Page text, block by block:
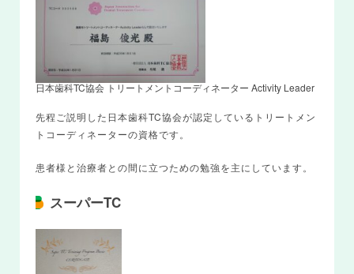
日本歯科TC協会 トリートメントコーディネーター Activity Leader
先程ご説明した日本歯科TC協会が認定しているトリートメン
トコーディネーターの資格です。
患者様と治療者との間に立つための勉強を主にしています。
スーパーTC